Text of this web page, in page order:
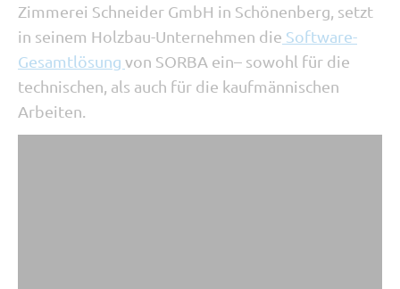
Zimmerei Schneider GmbH in Schönenberg, setzt
in seinem Holzbau-Unternehmen die Software-
Gesamtlösung von SORBA ein– sowohl für die
technischen, als auch für die kaufmännischen
Arbeiten.